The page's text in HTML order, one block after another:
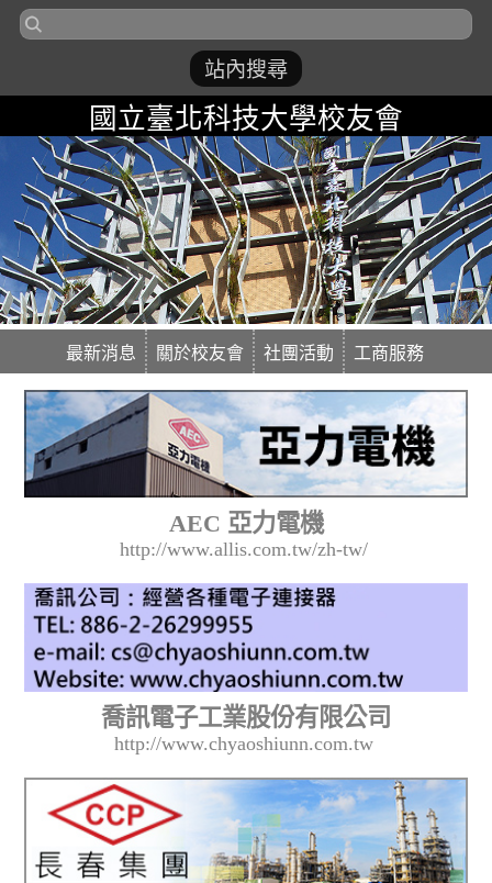
國立臺北科技大學校友會
最新消息 關於校友會 社團活動 工商服務
AEC 亞力電機
http://www.allis.com.tw/zh-tw/
喬訊電子工業股份有限公司
http://www.chyaoshiunn.com.tw